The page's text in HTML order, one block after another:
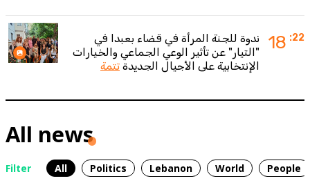
18 :22
ندوة للجنة المرأة في قضاء بعبدا في
"التيار" عن تأثير الوعي الجماعي والخيارات
الإنتخابية على الأجيال الجديدة تتمة
All news
Filter All Politics Lebanon World People